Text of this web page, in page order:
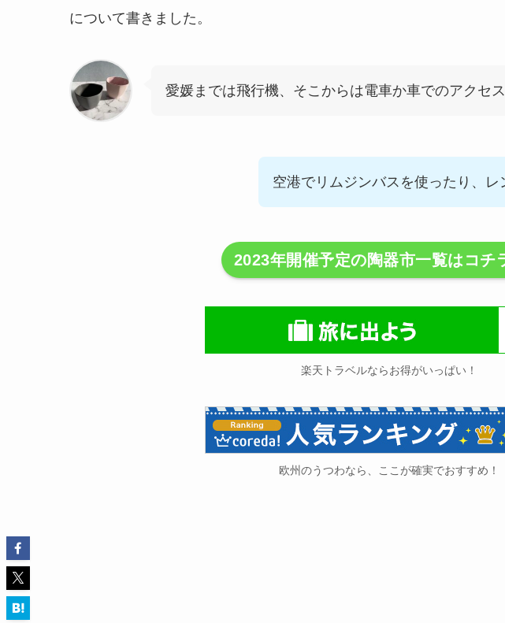
について書きました。
愛媛までは飛行機、そこからは電車か車でのアクセ
空港でリムジンバスを使ったり、レ
2023年開催予定の陶器市一覧は コチ
楽天トラベルならお得がいっぱい！
欧州のうつわなら、ここが確実でおすすめ！